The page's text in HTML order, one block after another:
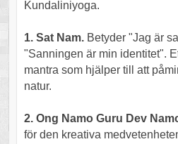
Kundaliniyoga.
1. Sat Nam.Betyder "Jag är
"Sanningen är min identitet".
mantra som hjälper till att
natur.
2. Ong Namo Guru Dev
för den kreativa